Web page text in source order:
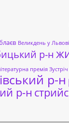
Великдень у Львові
р-н
премія Зустріч
р-н
р-н